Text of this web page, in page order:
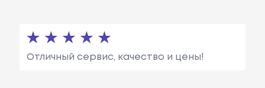
Отличный сервис, качество и цены!